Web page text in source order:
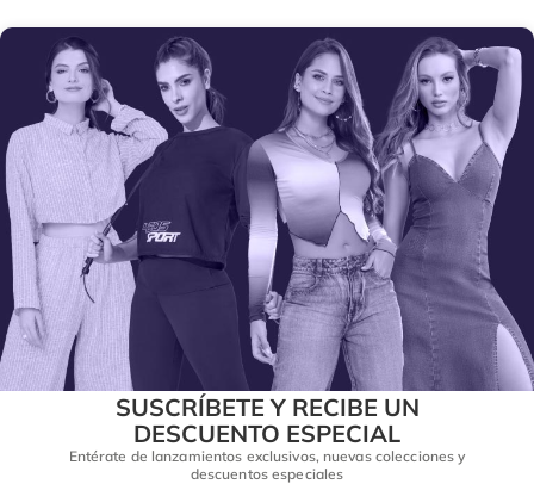
SUSCRÍBETE Y RECIBE UN
DESCUENTO ESPECIAL
Entérate de lanzamientos exclusivos, nuevas colecciones y
descuentos especiales